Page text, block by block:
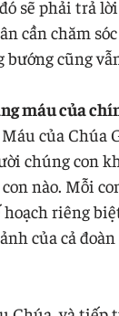
sẽ phải trả
cần chăm
cũng
máu của
của Chúa
chúng con
nào. Mỗi
riêng
của cả